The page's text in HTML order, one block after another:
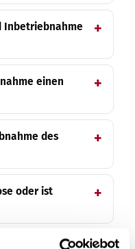
Inbetriebnahme
einen
des
oder ist